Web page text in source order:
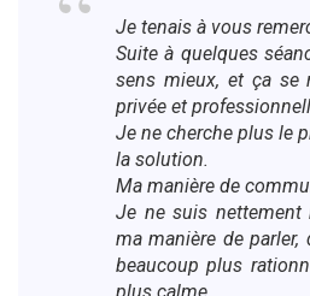
Je tenais à vous
Suite à quelques
sens mieux, et ça se
privée et
Je ne cherche plus le
la solution.
Ma manière de
Je ne suis nettement
ma manière de parler,
beaucoup plus